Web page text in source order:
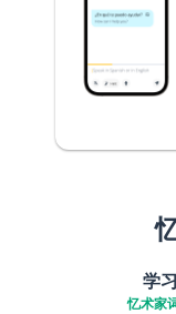
学习
忆术家